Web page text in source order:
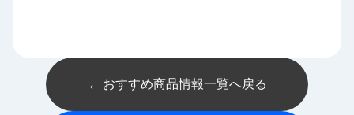
← おすすめ商品情報一覧へ戻る